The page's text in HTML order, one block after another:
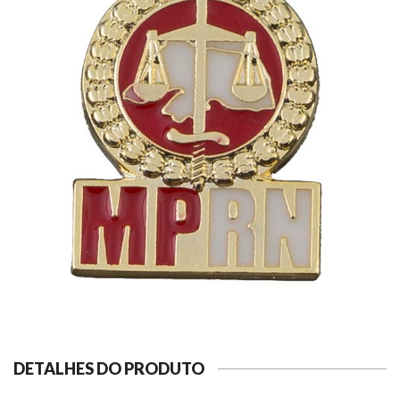
DETALHES DO PRODUTO